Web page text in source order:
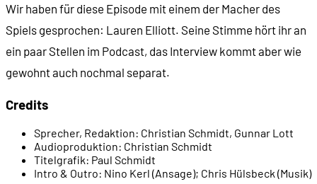
00:13:59 Schnitzeljagd mit Hinweisen
00:18:23 Der beiliegende Almanach
00:20:32
00:22:53 Carmen in den USA: Höher Schwierigkeitsgrad
Wir haben für diese Episode mit einem der Macher des
Spiels gesprochen: Lauren Elliott. Seine Stimme hört ihr an
ein paar Stellen im Podcast, das Interview kommt aber wie
gewohnt auch nochmal separat.
Credits
Sprecher, Redaktion: Christian Schmidt, Gunnar Lott
Audioproduktion: Christian Schmidt
Titelgrafik: Paul Schmidt
Intro & Outro: Nino Kerl (Ansage); Chris Hülsbeck (Musik)